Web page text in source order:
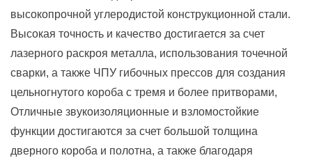
высокопрочной углеродистой конструкционной стали.
Высокая точность и качество достигается за счет
лазерного раскроя металла, использования точечной
сварки, а также ЧПУ гибочных прессов для создания
цельногнутого короба с тремя и более притворами,
Отличные звукоизоляционные и взломостойкие
функции достигаются за счет большой толщина
дверного короба и полотна, а также благодаря